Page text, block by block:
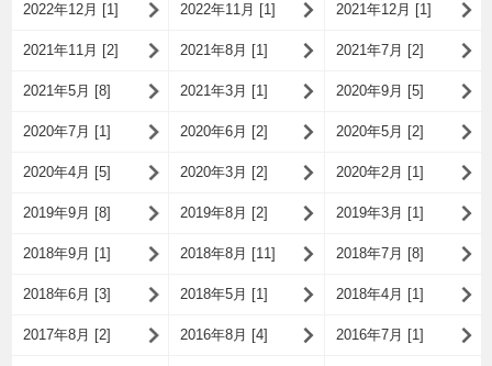
2022年12月 [1] 2022年11月 [1] 2021年12月 [1]
2021年11月 [2] 2021年8月 [1] 2021年7月 [2]
2021年5月 [8] 2021年3月 [1] 2020年9月 [5]
2020年7月 [1] 2020年6月 [2] 2020年5月 [2]
2020年4月 [5] 2020年3月 [2] 2020年2月 [1]
2019年9月 [8] 2019年8月 [2] 2019年3月 [1]
2018年9月 [1] 2018年8月 [11] 2018年7月 [8]
2018年6月 [3] 2018年5月 [1] 2018年4月 [1]
2017年8月 [2] 2016年8月 [4] 2016年7月 [1]